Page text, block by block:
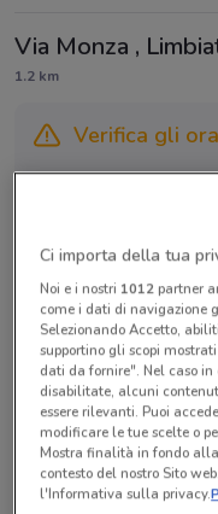
Via Monza ,
1.2 km
Verifica gli
Gli orari dei negozi
provvedimenti
Chiama il
Lunedì n.d.
Martedì n.d.
Mercoledì n.d.
Giovedì n.d.
Venerdì n.d.
Sabato n.d.
Domenica n.d.
02 99692168
Vivere &
Ci importa della tua
Noi e i nostri 1012partner
come i dati di navigazione
Selezionando Accetto,
supportino gli scopi
dati da fornire". Nel caso in
disabilitate, alcuni
essere rilevanti. Puoi
modificare le tue scelte o
Mostra finalità in fondo
contesto del nostro Sito
l'Informativa sulla privacy.